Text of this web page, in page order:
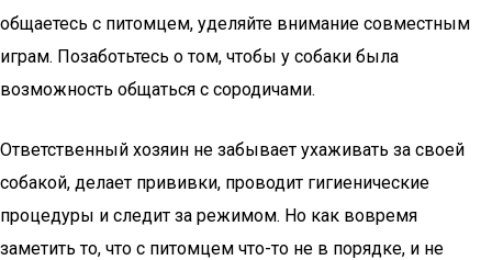
общаетесь с питомцем, уделяйте внимание совместным
играм. Позаботьтесь о том, чтобы у собаки была
возможность общаться с сородичами.
Ответственный хозяин не забывает ухаживать за своей
собакой, делает прививки, проводит гигиенические
процедуры и следит за режимом. Но как вовремя
заметить то, что с питомцем что-то не в порядке, и не